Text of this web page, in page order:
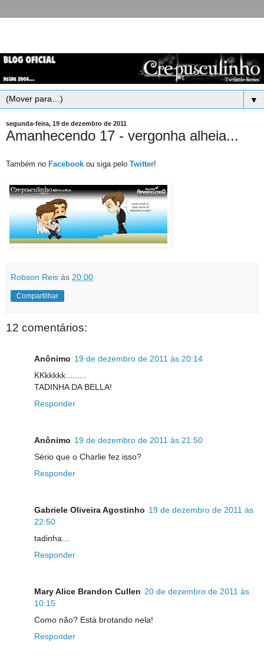
▼
segunda-feira, 19 de dezembro de 2011
Amanhecendo 17 - vergonha alheia...
Também no Facebook ou siga pelo Twitter!
Robson Reis às 20:00
Compartilhar
12 comentários:
Anônimo 19 de dezembro de 2011 às 20:14
KKkkkkk.........
TADINHA DA BELLA!
Responder
Anônimo 19 de dezembro de 2011 às 21:50
Sério que o Charlie fez isso?
Responder
Gabriele Oliveira Agostinho 19 de dezembro de 2011 às
22:50
tadinha...
Responder
Mary Alice Brandon Cullen 20 de dezembro de 2011 às
10:15
Como não? Está brotando nela!
Responder